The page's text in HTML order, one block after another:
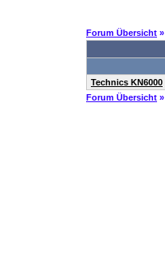
Forum Übersicht »
Technics KN6000
Forum Übersicht »